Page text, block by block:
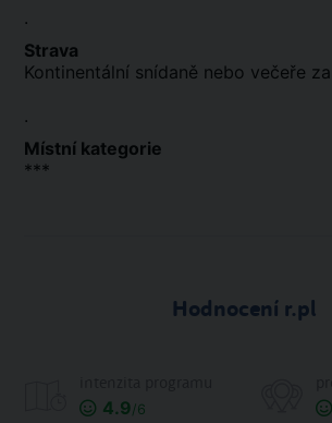
.
Strava
Kontinentální snídaně nebo večeře
.
Místní kategorie
***
Hodnocení r.pl
4.9/6